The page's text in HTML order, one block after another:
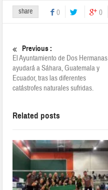
share 0 0
Previous :
El Ayuntamiento de Dos Hermanas
ayudará a Sáhara, Guatemala y
Ecuador, tras las diferentes
catástrofes naturales sufridas.
Related posts